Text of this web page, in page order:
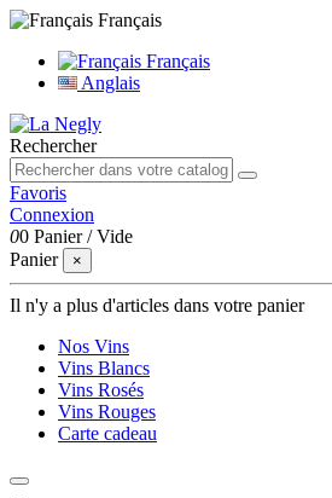
Français
Français
Anglais
Rechercher
Favoris
Connexion
00 Panier /Vide
Panier
×
Il n'y a plus d'articles dans votre panier
Nos Vins
Vins Blancs
Vins Rosés
Vins Rouges
Carte cadeau